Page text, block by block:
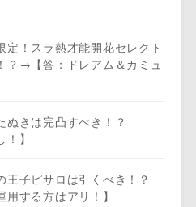
定！スラ熱才能開花セレクト
？→【答：ドレアム＆カミュ
ぬきは完凸すべき！？
】
王子ピサロは引くべき！？
する方はアリ！】